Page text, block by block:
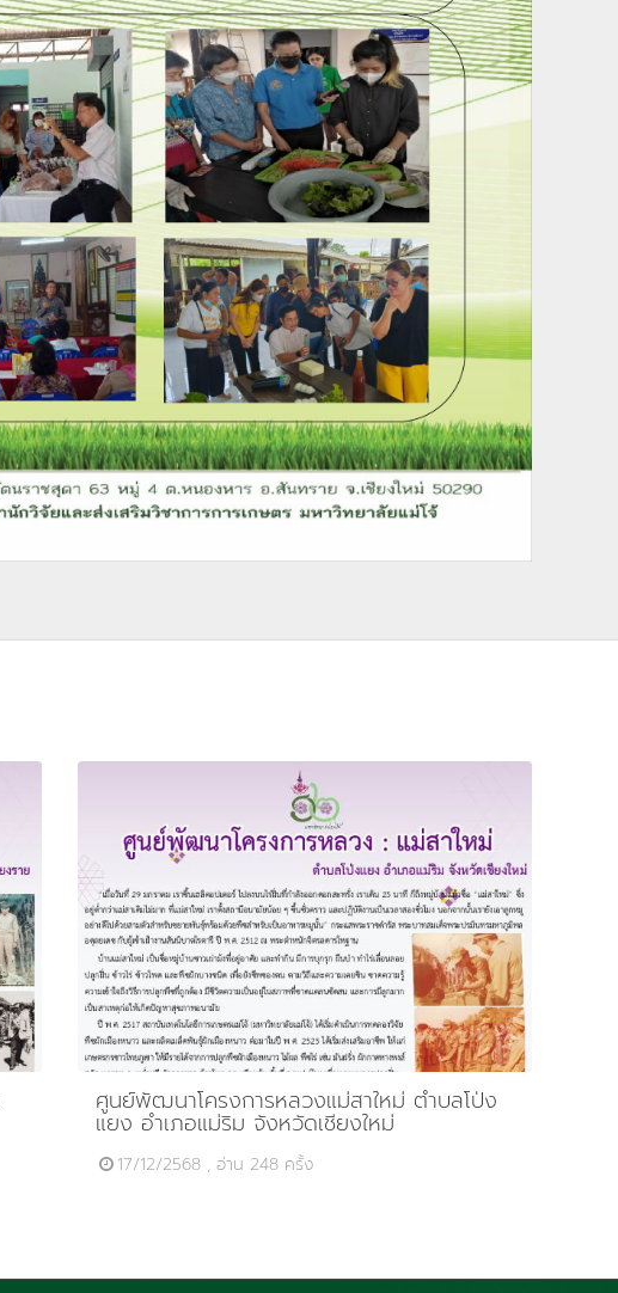
ศูนย์พัฒนาโครงการหลวงแม่สาใหม่ ตำบลโป่ง
แยง อำเภอแม่ริม จังหวัดเชียงใหม่
17/12/2568 , อ่าน 248 ครั้ง